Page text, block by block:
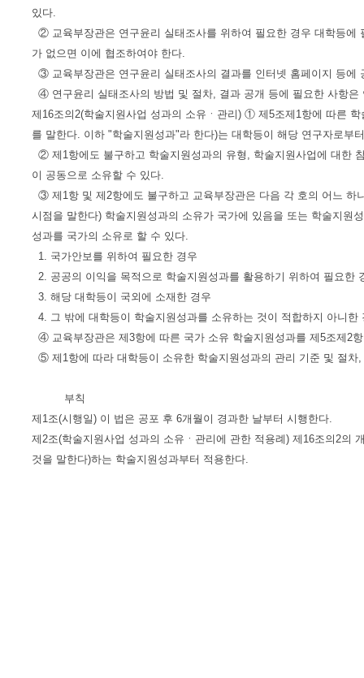
있다.
② 교육부장관은 연구윤리 실태조사를 위하여 필요한 경우 대학등
가 없으면 이에 협조하여야 한다.
③ 교육부장관은 연구윤리 실태조사의 결과를 인터넷 홈페이지 등에
④ 연구윤리 실태조사의 방법 및 절차, 결과 공개 등에 필요한 사항은
제16조의2(학술지원사업 성과의 소유ㆍ관리) ① 제5조제1항에 따른
를 말한다. 이하 "학술지원성과"라 한다)는 대학등이 해당 연구자로부
② 제1항에도 불구하고 학술지원성과의 유형, 학술지원사업에 대한
이 공동으로 소유할 수 있다.
③ 제1항 및 제2항에도 불구하고 교육부장관은 다음 각 호의 어느 하
시점을 말한다) 학술지원성과의 소유가 국가에 있음을 또는 학술지원
성과를 국가의 소유로 할 수 있다.
1. 국가안보를 위하여 필요한 경우
2. 공공의 이익을 목적으로 학술지원성과를 활용하기 위하여 필요한
3. 해당 대학등이 국외에 소재한 경우
4. 그 밖에 대학등이 학술지원성과를 소유하는 것이 적합하지 아니한
④ 교육부장관은 제3항에 따른 국가 소유 학술지원성과를 제5조제2
⑤ 제1항에 따라 대학등이 소유한 학술지원성과의 관리 기준 및 절
부칙
제1조(시행일) 이 법은 공포 후 6개월이 경과한 날부터 시행한다.
제2조(학술지원사업 성과의 소유ㆍ관리에 관한 적용례) 제16조의2의
것을 말한다)하는 학술지원성과부터 적용한다.